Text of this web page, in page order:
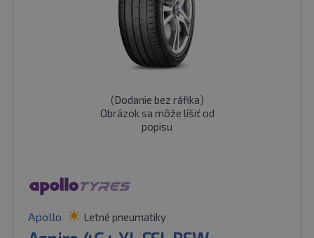
(Dodanie bez ráfika)
Obrázok sa môže líšiť od
popisu
Apollo Letné pneumatiky